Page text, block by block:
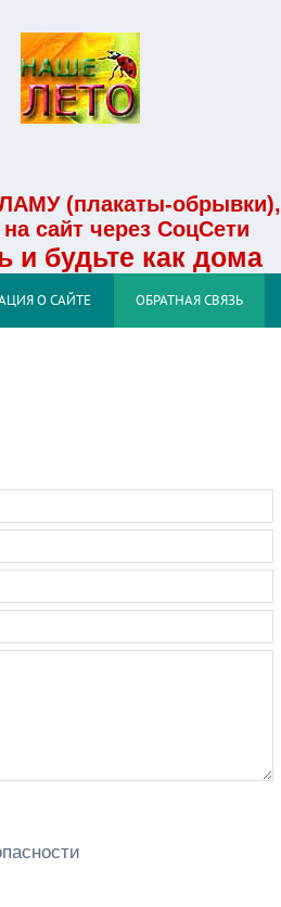
(плакаты-обрывки),
сайт через СоцСети
и будьте как дома
О САЙТЕ ОБРАТНАЯ СВЯЗЬ